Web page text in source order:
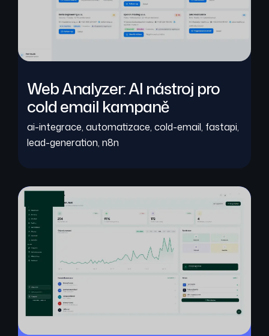
Web Analyzer: AI nástroj pro
cold email kampaně
ai-integrace, automatizace, cold-email, fastapi,
lead-generation, n8n